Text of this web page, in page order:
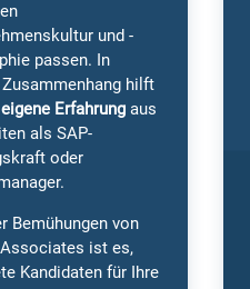
und -
passen. In
hilft
eigene Erfahrungaus
als SAP-
oder
Bemühungen von
Associates ist es,
Kandidaten für Ihre